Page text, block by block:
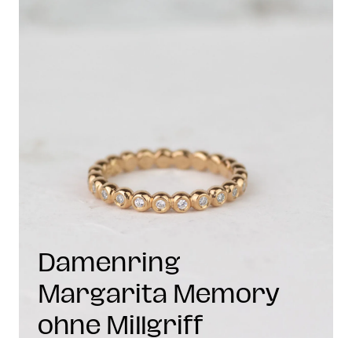
Damenring
Margarita Memory
ohne Millgriff